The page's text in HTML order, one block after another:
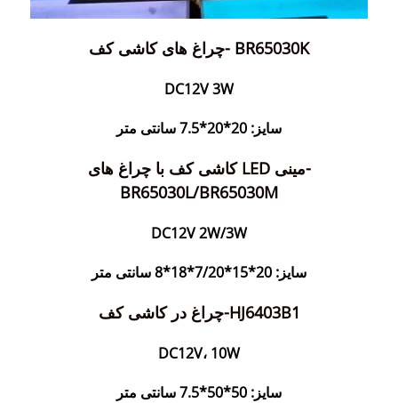
چراغ های کاشی کف- BR65030K
DC12V 3W
سایز: 20*20*7.5 سانتی متر
کاشی کف با چراغ های LED مینی-
BR65030L/BR65030M
DC12V 2W/3W
سایز: 20*15*7/20*18*8 سانتی متر
چراغ در کاشی کف-HJ6403B1
DC12V، 10W
سایز: 50*50*7.5 سانتی متر